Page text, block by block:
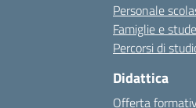
Personale
Famiglie e
Percorsi di
Didattica
Offerta